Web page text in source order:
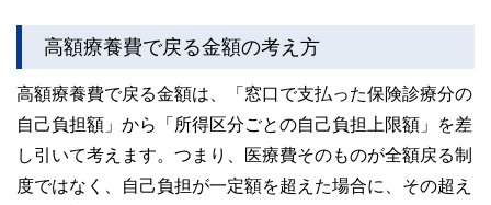
高額療養費で戻る金額の考え方
高額療養費で戻る金額は、「窓口で支払った保険診療分の
自己負担額」から「所得区分ごとの自己負担上限額」を差
し引いて考えます。つまり、医療費そのものが全額戻る制
度ではなく、自己負担が一定額を超えた場合に、その超え